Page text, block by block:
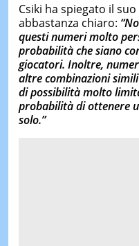
Csiki ha spiegato il
abbastanza chiaro:
questi numeri molto
probabilità che siano
giocatori. Inoltre,
altre combinazioni
di possibilità molto
probabilità di ottenere
solo.”